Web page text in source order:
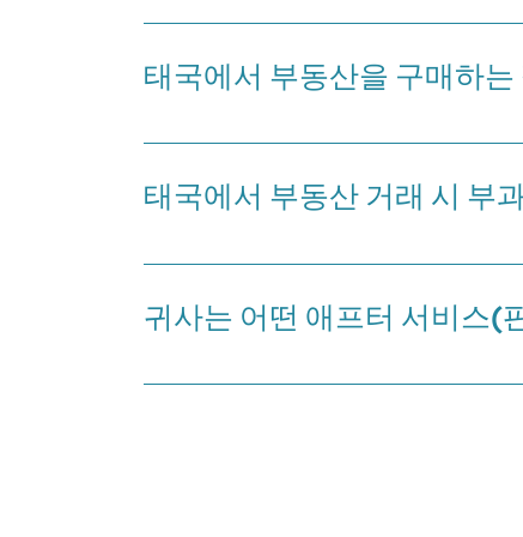
네, 외국인도 태국에서 부동산을 구매할 수 있습니
태국에서 부동산을 구매하
태국에서 콘도를 구매하는 절차는 매우 간단합니
은 구매자가 추가로 직접 부담하게 됩니다.
태국에서 부동산 거래 시 부
신축 콘도를 구매할 때, 외국인은 2%의 이전 수수
귀사는 어떤 애프터 서비스(
저희 회사는 임대 및 관리, 홈 디자인 솔루션, 부동